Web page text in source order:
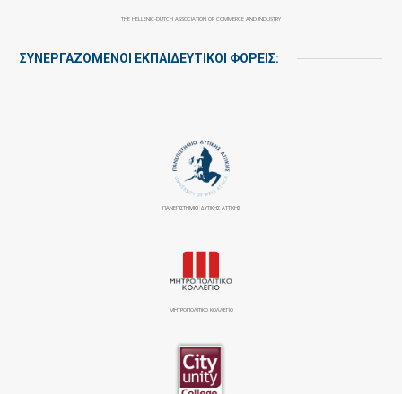
THE HELLENIC-DUTCH ASSOCIATION OF COMMERCE AND INDUSTRY
ΣΥΝΕΡΓΑΖΌΜΕΝΟΙ ΕΚΠΑΙΔΕΥΤΙΚΟΊ ΦΟΡΕΊΣ:
ΠΑΝΕΠΙΣΤΉΜΙΟ ΔΥΤΙΚΉΣ ΑΤΤΙΚΉΣ
ΜΗΤΡΟΠΟΛΙΤΙΚΟ ΚΟΛΛΕΓΙΟ